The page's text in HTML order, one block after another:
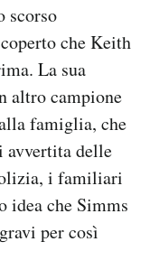
scorso
che Keith
La sua
altro campione
famiglia, che
avvertita delle
i familiari
idea che Simms
per così